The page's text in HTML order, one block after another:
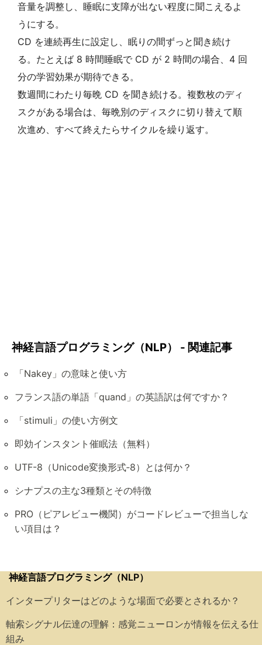
音量を調整し、睡眠に支障が出ない程度に聞こえるよ
うにする。
CD を連続再生に設定し、眠りの間ずっと聞き続け
る。たとえば 8 時間睡眠で CD が 2 時間の場合、4 回
分の学習効果が期待できる。
数週間にわたり毎晩 CD を聞き続ける。複数枚のディ
スクがある場合は、毎晩別のディスクに切り替えて順
次進め、すべて終えたらサイクルを繰り返す。
神経言語プログラミング（NLP） - 関連記事
「Nakey」の意味と使い方
フランス語の単語「quand」の英語訳は何ですか？
「stimuli」の使い方例文
即効インスタント催眠法（無料）
UTF-8（Unicode変換形式‑8）とは何か？
シナプスの主な3種類とその特徴
PRO（ピアレビュー機関）がコードレビューで担当しな
い項目は？
神経言語プログラミング（NLP）
インタープリターはどのような場面で必要とされるか？
軸索シグナル伝達の理解：感覚ニューロンが情報を伝える仕
組み